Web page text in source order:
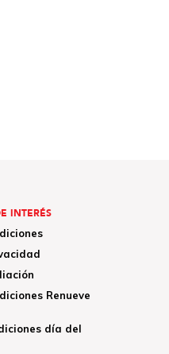
INTERÉS
Renueve
día del